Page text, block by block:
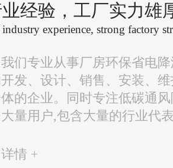
业经验，工厂实力雄
experience, strong factory
们专业从事厂房环保省电
发、设计、销售、安装、
的企业。同时专注低碳通
量用户,包含大量的行业代
情 +